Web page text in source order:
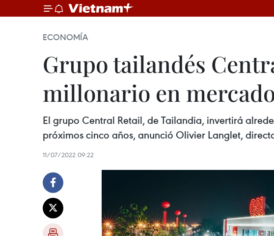
ECONOMÍA
Grupo tailandés
millonario en
El grupo Central Retail, de Tailandia, invertirá
próximos cinco años, anunció Olivier Langlet,
11/07/2022 09:22